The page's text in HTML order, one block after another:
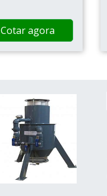
Cotar agora